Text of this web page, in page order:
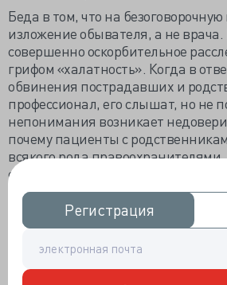
Регистрация
Регистрация
Беда в том, что на
изложение обывателя, а не
совершенно оскорбительное
грифом «халатность». Когда в
обвинения пострадавших и
профессионал, его слышат, но не
непонимания возникает
почему пациенты с
всякого рода
обозначаем «обыватели», любой
выворачивают наизнанку?
нелогичные построения
полностью утрачивая временную
Для примера предложу
МРТ-заключения, сделанное